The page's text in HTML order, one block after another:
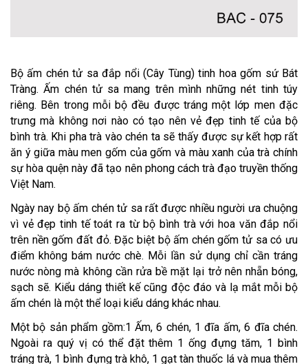
Bộ ấm chén tử sa đắp nổi (Cây Tùng) tinh hoa gốm sứ Bát
Tràng. Ấm chén tử sa mang trên mình những nét tinh túy
riêng. Bên trong mỗi bộ đều được tráng một lớp men đặc
trưng mà không nơi nào có tạo nên vẻ đẹp tinh tế của bộ
bình trà. Khi pha trà vào chén ta sẽ thấy được sự kết hợp rất
ăn ý giữa màu men gốm của gốm và màu xanh của trà chính
sự hòa quện này đã tạo nên phong cách trà đạo truyền thống
Việt Nam.
Ngày nay bộ ấm chén tử sa rất được nhiều người ưa chuộng
vì vẻ đẹp tinh tế toát ra từ bộ bình trà với hoa văn đắp nổi
trên nền gốm đất đỏ. Đặc biệt bộ ấm chén gốm tử sa có ưu
điểm không bám nước chè. Mỗi lần sử dụng chỉ cần tráng
nước nòng mà không cần rửa bề mặt lại trở nên nhẵn bóng,
sạch sẽ. Kiểu dáng thiết kế cũng độc đáo và lạ mắt mỗi bộ
ấm chén là một thể loại kiểu dáng khác nhau.
Một bộ sản phẩm gồm:1 Ấm, 6 chén, 1 đĩa ấm, 6 đĩa chén.
Ngoài ra quý vị có thể đặt thêm 1 ống đựng tăm, 1 bình
tráng trà, 1 bình đựng trà khô, 1 gạt tàn thuốc lá và mua thêm